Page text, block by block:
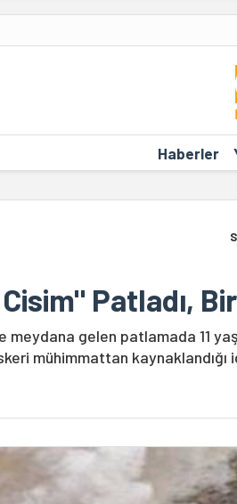
Haberler
Patladı,
meydana gelen patlamada 11
mühimmattan kaynaklandığı